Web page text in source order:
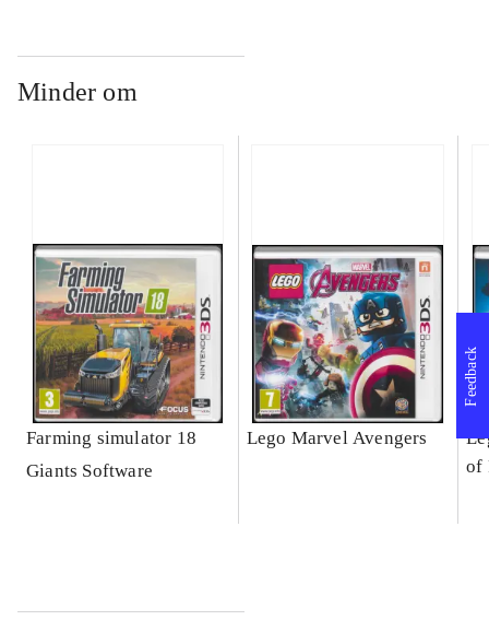
Minder om
Farming simulator 18
Giants Software
Lego Marvel Avengers
of
Feedback